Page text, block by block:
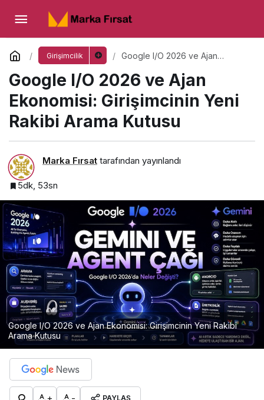
Girişimcilik
Google I/O 2026 ve Ajan
Rakibi Arama Kutusu
Google I/O 2026 ve Ajan
Ekonomisi: Girişimcinin Yeni
Rakibi Arama Kutusu
Marka Fırsat tarafından yayınlandı
5dk, 53sn
Google I/O 2026 ve Ajan Ekonomisi: Girişimcinin Yeni Rakibi
Arama Kutusu
PAYLAŞ
Google I/O 2026 ve Ajan Ekonomisi:
Girişimcinin Yeni Rakibi Arama Kutusu
Yorum Yap